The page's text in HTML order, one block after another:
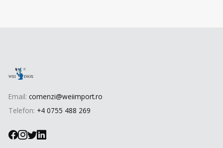
Email: comenzi@weiimport.ro
Telefon: +4 0755 488 269